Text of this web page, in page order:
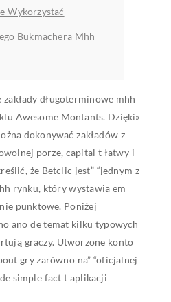
Wykorzystać
Bukmachera Mhh
długoterminowe mhh
Awesome Montants. Dzięki»
dokonywać zakładów z
porze, capital t łatwy i
że Betclic jest” “jednym z
rynku, który wystawia em
punktowe. Poniżej
ano de temat kilku typowych
graczy. Utworzone konto
gry zarówno na” “oficjalnej
simple fact t aplikacji